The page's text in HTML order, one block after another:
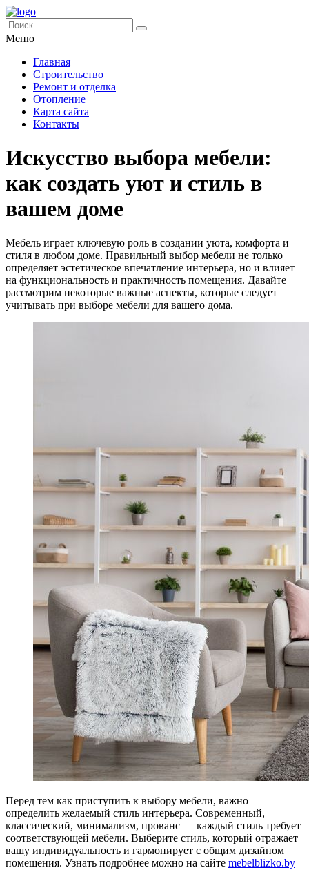
Меню
Главная
Строительство
Ремонт и отделка
Отопление
Карта сайта
Контакты
Искусство выбора мебели:
как создать уют и стиль в
вашем доме
Мебель играет ключевую роль в создании уюта, комфорта и
стиля в любом доме. Правильный выбор мебели не только
определяет эстетическое впечатление интерьера, но и влияет
на функциональность и практичность помещения. Давайте
рассмотрим некоторые важные аспекты, которые следует
учитывать при выборе мебели для вашего дома.
Перед тем как приступить к выбору мебели, важно
определить желаемый стиль интерьера. Современный,
классический, минимализм, прованс — каждый стиль требует
соответствующей мебели. Выберите стиль, который отражает
вашу индивидуальность и гармонирует с общим дизайном
помещения. Узнать подробнее можно на сайте mebelblizko.by